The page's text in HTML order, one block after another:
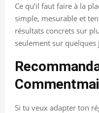
Ce qu’il faut faire à la
simple, mesurable et
résultats concrets sur
seulement sur quelques
Si tu veux adapter ton